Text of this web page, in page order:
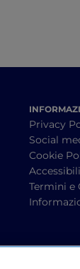
Privacy
Social
Cookie
Termini e